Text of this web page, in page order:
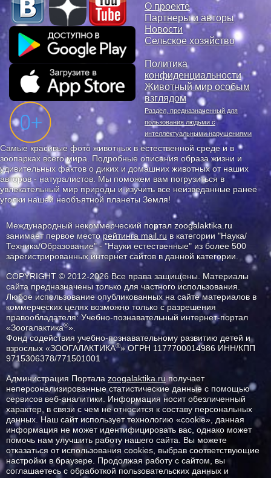
О проекте
Партнеры и авторы
Новости
Сельское хозяйство
Политика
конфиденциальности
Животный мир особым
взглядом
Раздел, предназначенный для
пользования людьми с
интеллектуальными нарушениями
Самые красивые фото животных в естественной среде и в
зоопарках всего мира. Подробные описания образа жизни и
удивительных фактов о диких и домашних животных от наших
авторов - натуралистов. Мы поможем вам погрузиться в
увлекательный мир природы и изучить все неизведанные ранее
уголки нашей необъятной планеты Земля!
Международный некоммерческий портал zoogalaktika.ru
занимает первое месторейтинга mail.ru в категории "Наука/
Техника/Образование" - "Науки естественные" из более 500
зарегистрированных интернет сайтов в данной категории.
COPYRIGHT © 2012-2026 Все права защищены. Материалы
сайта предназначены только для частного использования.
Любое использование опубликованных на сайте материалов в
коммерческих целях возможно только с разрешения
правообладателя: Учебно-познавательный интернет-портал
«Зоогалактика®».
Фонд содействия учебно-познавательному развитию детей и
взрослых «ЗООГАЛАКТИКА®» ОГРН 1177700014986 ИНН/КПП
9715306378/771501001
Администрация Портала zoogalaktika.ruполучает
неперсонализированные статистические данные с помощью
сервисов веб-аналитики. Информация носит обезличенный
характер, в связи с чем не относится к составу персональных
данных. Наш сайт использует технологию «cookie», данная
информация не может идентифицировать вас, однако может
помочь нам улучшить работу нашего сайта. Вы можете
отказаться от использования cookies, выбрав соответствующие
настройки в браузере. Продолжая работу с сайтом, вы
соглашаетесь с обработкой пользовательских данных и